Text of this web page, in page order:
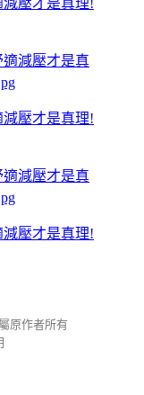
減壓才是真理!
減壓才是真理!
原作者所有